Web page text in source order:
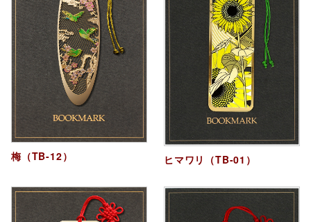
梅（TB-12） ヒマワリ（TB-01）